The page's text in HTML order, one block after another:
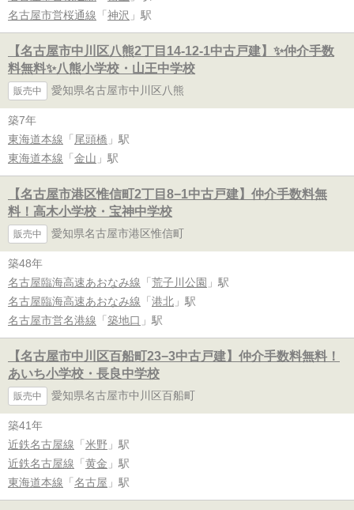
名古屋市営桜通線 「 神沢 」駅
【名古屋市中川区八熊2丁目14-12-1中古戸建】✨️仲介手数
料無料✨️八熊小学校・山王中学校
販売中 愛知県名古屋市中川区八熊
築7年
東海道本線 「 尾頭橋 」駅
東海道本線 「 金山 」駅
【名古屋市港区惟信町2丁目8−1中古戸建】仲介手数料無
料！高木小学校・宝神中学校
販売中 愛知県名古屋市港区惟信町
築48年
名古屋臨海高速あおなみ線 「 荒子川公園 」駅
名古屋臨海高速あおなみ線 「 港北 」駅
名古屋市営名港線 「 築地口 」駅
【名古屋市中川区百船町23−3中古戸建】仲介手数料無料！
あいち小学校・長良中学校
販売中 愛知県名古屋市中川区百船町
築41年
近鉄名古屋線 「 米野 」駅
近鉄名古屋線 「 黄金 」駅
東海道本線 「 名古屋 」駅